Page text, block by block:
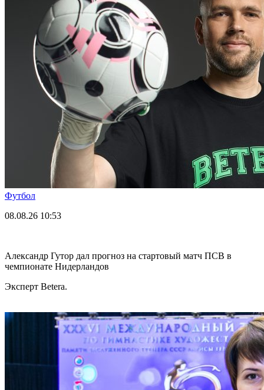
Футбол
08.08.26 10:53
Александр Гутор дал прогноз на стартовый матч ПСВ в
чемпионате Нидерландов
Эксперт Betera.